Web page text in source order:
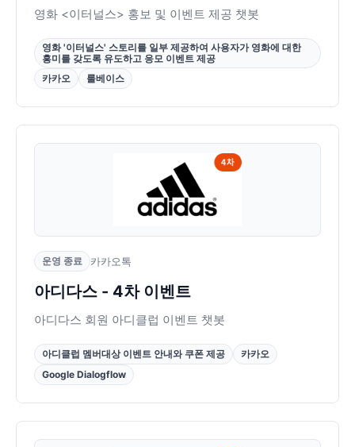
영화 <이터널스> 홍보 및 이벤트 제공 챗봇
영화 '이터널스' 스토리를 일부 제공하여 사용자가 영화에 대한
흥미를 갖도록 유도하고 응모 이벤트 제공
카카오
룰베이스
운영 종료 카카오톡
아디다스 - 4차 이벤트
아디다스 회원 아디클럽 이벤트 챗봇
아디클럽 멤버대상 이벤트 안내와 쿠폰 제공
카카오
Google Dialogflow